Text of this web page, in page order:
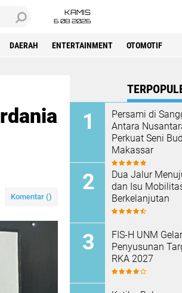
KAMIS
6 08 2026
DAERAH ENTERTAINMENT OTOMOTIF
Komentar ()
Persami di
Antara
Perkuat Seni
Makassar
Dua Jalur
dan Isu
Berkelanjutan
FIS-H UNM
Penyusunan
RKA 2027